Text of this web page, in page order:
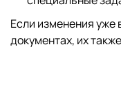
Если изменения уже
документах, их